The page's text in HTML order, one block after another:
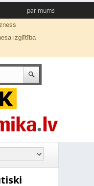
par mums
izglītība